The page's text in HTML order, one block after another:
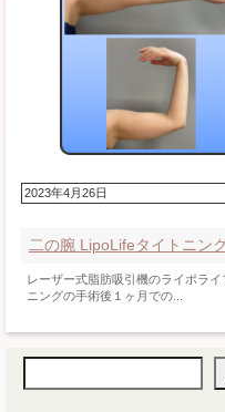
2023年4月26日
二の腕 LipoLifeタイトニン
レーザー式脂肪吸引機のライポラ
ニングの手術後１ヶ月での...